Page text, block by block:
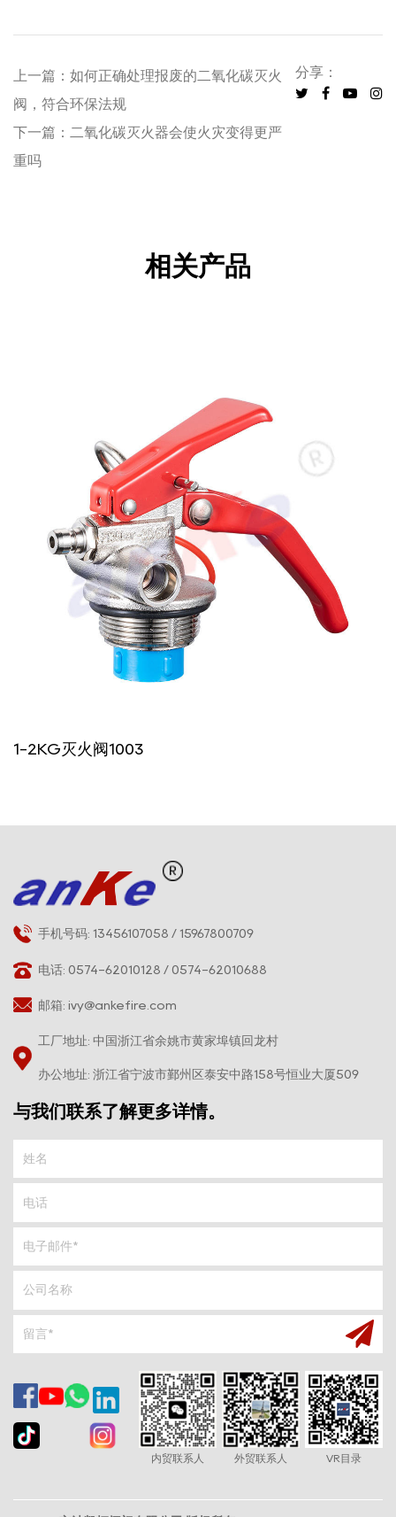
上一篇：如何正确处理报废的二氧化碳灭火
阀，符合环保法规
下一篇：二氧化碳灭火器会使火灾变得更严
重吗
分享：
相关产品
1-2KG灭火阀1003
手机号码: 13456107058 / 15967800709
电话: 0574-62010128 / 0574-62010688
邮箱: ivy@ankefire.com
工厂地址: 中国浙江省余姚市黄家埠镇回龙村
办公地址: 浙江省宁波市鄞州区泰安中路158号恒业大厦509
与我们联系了解更多详情。
内贸联系人 外贸联系人 VR目录